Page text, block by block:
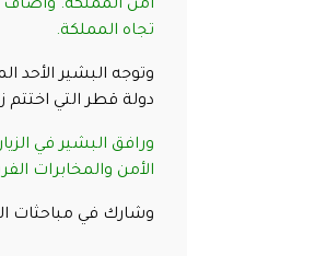
أمن المملكة. وأضاف
تجاه المملكة.
وتوجه البشير الأحد
دولة قطر التي اختتم
ورافق البشير في
الأمن والمخابرات
وشارك في مباحثات